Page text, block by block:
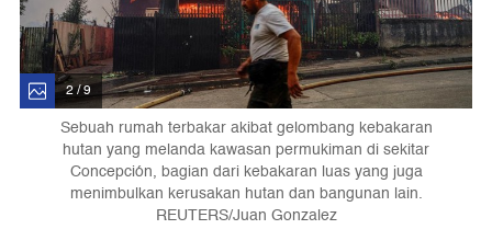
2 / 9
Sebuah rumah terbakar akibat gelombang kebakaran
hutan yang melanda kawasan permukiman di sekitar
Concepción, bagian dari kebakaran luas yang juga
menimbulkan kerusakan hutan dan bangunan lain.
REUTERS/Juan Gonzalez